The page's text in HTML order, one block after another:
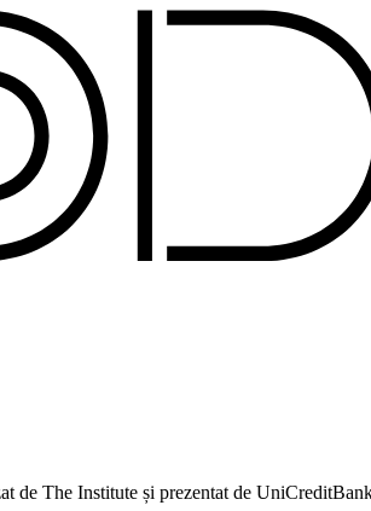
de The Institute și prezentat de